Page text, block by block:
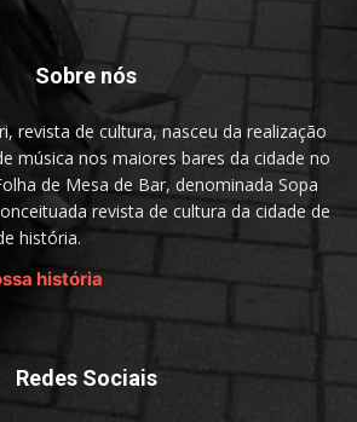
Sobre nós
revista de cultura, nasceu da realização
música nos maiores bares da cidade no
de Mesa de Bar, denominada Sopa
revista de cultura da cidade de
história.
história
Redes Sociais